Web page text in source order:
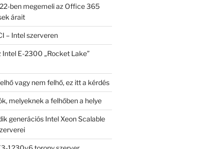
ben megemeli az Office 365
árait
– Intel szerveren
Intel E-2300 „Rocket Lake”
vagy nem felhő, ez itt a kérdés
melyeknek a felhőben a helye
generációs Intel Xeon Scalable